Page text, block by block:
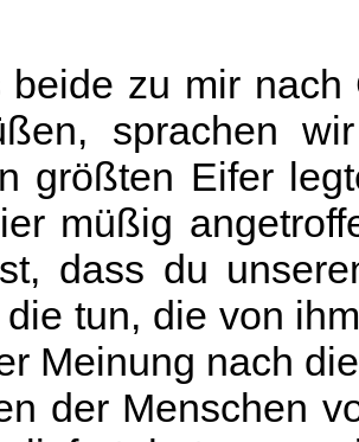
beide zu mir
sprachen
größten Eifer
müßig
dass du
tun, die von
Meinung nach
der Menschen